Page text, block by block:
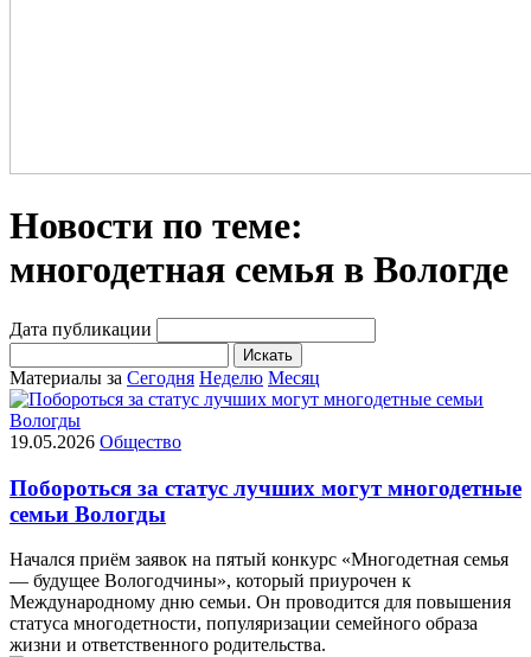
Новости по теме:
многодетная семья в Вологде
Дата публикации
Искать
Материалы за Сегодня Неделю Месяц
19.05.2026 Общество
Побороться за статус лучших могут многодетные
семьи Вологды
Начался приём заявок на пятый конкурс «Многодетная семья
— будущее Вологодчины», который приурочен к
Международному дню семьи. Он проводится для повышения
статуса многодетности, популяризации семейного образа
жизни и ответственного родительства.